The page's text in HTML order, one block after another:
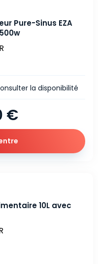
Pure-Sinus EZA
500w
€
la disponibilité
10L avec